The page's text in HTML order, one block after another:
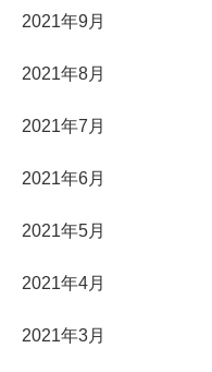
2021年9月
2021年8月
2021年7月
2021年6月
2021年5月
2021年4月
2021年3月